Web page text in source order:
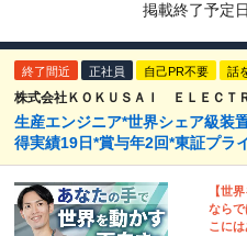
掲載終了予定
終了間近 正社員 自己PR不要 話
株式会社ＫＯＫＵＳＡＩ ＥＬＥＣＴ
生産エンジニア*世界シェア級装
得実績19日*賞与年2回*東証プラ
【世
なら
こには